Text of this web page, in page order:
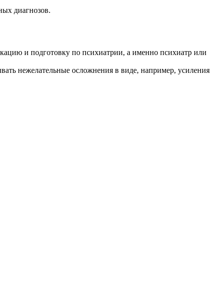
диагнозов.
и подготовку по психиатрии, а именно психиатр или
нежелательные осложнения в виде, например, усиления